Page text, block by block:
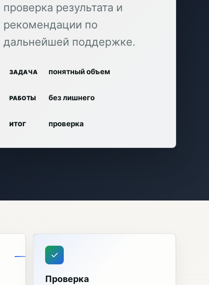
проверка результата и
рекомендации по
дальнейшей поддержке.
ЗАДАЧА понятный объем
РАБОТЫ без лишнего
ИТОГ проверка
Проверка